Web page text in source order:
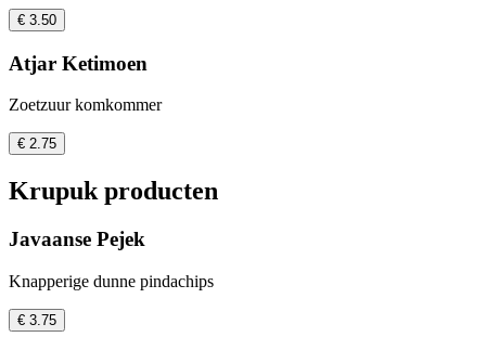
€ 3.50
Atjar Ketimoen
Zoetzuur komkommer
€ 2.75
Krupuk producten
Javaanse Pejek
Knapperige dunne pindachips
€ 3.75